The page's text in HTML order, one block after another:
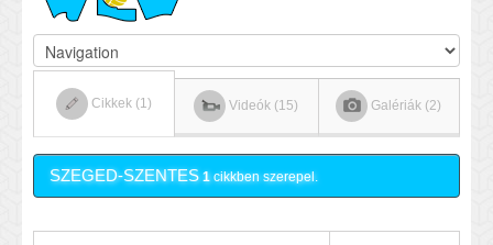
Cikkek (1) Videók (15) Galériák (2)
SZEGED-SZENTES 1cikkben szerepel.